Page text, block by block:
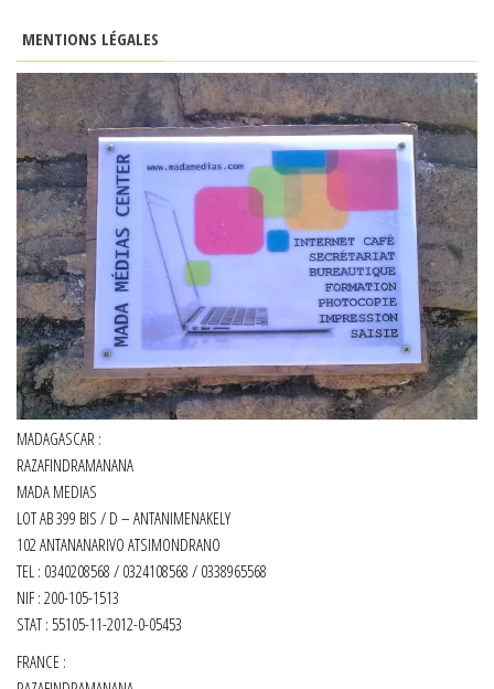
MENTIONS LÉGALES
MADAGASCAR :
RAZAFINDRAMANANA
MADA MEDIAS
LOT AB 399 BIS / D – ANTANIMENAKELY
102 ANTANANARIVO ATSIMONDRANO
TEL : 0340208568 / 0324108568 / 0338965568
NIF : 200-105-1513
STAT : 55105-11-2012-0-05453
FRANCE :